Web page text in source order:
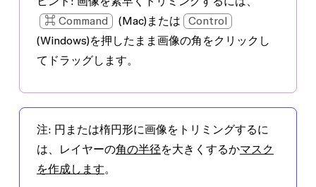
⌘ Command
(Mac)または
Control
(Windows)を押したまま画像の角をクリックし
てドラッグします。
注: 円または楕円形に画像をトリミングするに
は、レイヤーの角の半径を大きくするかマスク
を作成します。